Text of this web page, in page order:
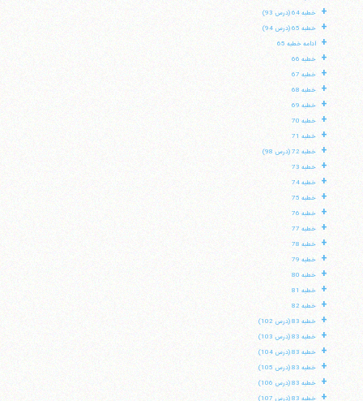
+ خطبه 64 (درس 93)
+ خطبه 65 (درس 94)
+ ادامه خطبه 65
+ خطبه 66
+ خطبه 67
+ خطبه 68
+ خطبه 69
+ خطبه 70
+ خطبه 71
+ خطبه 72 (درس 98)
+ خطبه 73
+ خطبه 74
+ خطبه 75
+ خطبه 76
+ خطبه 77
+ خطبه 78
+ خطبه 79
+ خطبه 80
+ خطبه 81
+ خطبه 82
+ خطبه 83 (درس 102)
+ خطبه 83 (درس 103)
+ خطبه 83 (درس 104)
+ خطبه 83 (درس 105)
+ خطبه 83 (درس 106)
+ خطبه 83 (درس 107)